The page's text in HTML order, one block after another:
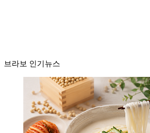
브라보 인기뉴스